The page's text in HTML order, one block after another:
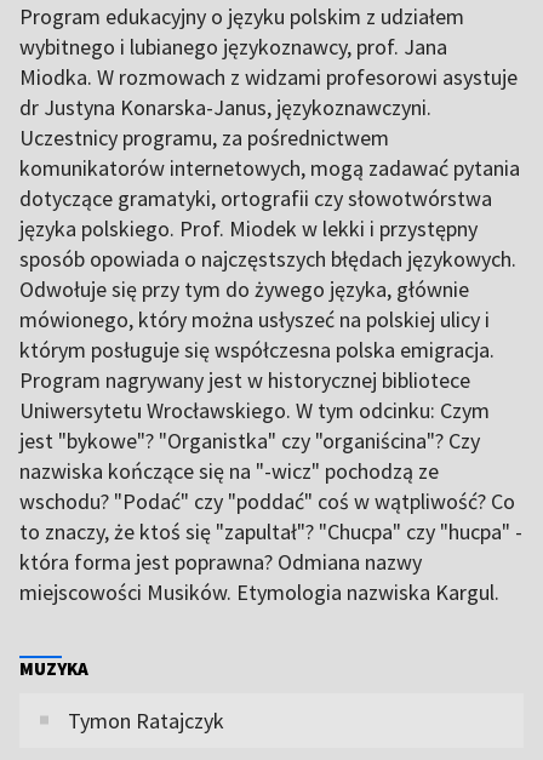
Program edukacyjny o języku polskim z udziałem
wybitnego i lubianego językoznawcy, prof. Jana
Miodka. W rozmowach z widzami profesorowi asystuje
dr Justyna Konarska-Janus, językoznawczyni.
Uczestnicy programu, za pośrednictwem
komunikatorów internetowych, mogą zadawać pytania
dotyczące gramatyki, ortografii czy słowotwórstwa
języka polskiego. Prof. Miodek w lekki i przystępny
sposób opowiada o najczęstszych błędach językowych.
Odwołuje się przy tym do żywego języka, głównie
mówionego, który można usłyszeć na polskiej ulicy i
którym posługuje się współczesna polska emigracja.
Program nagrywany jest w historycznej bibliotece
Uniwersytetu Wrocławskiego. W tym odcinku: Czym
jest "bykowe"? "Organistka" czy "organiścina"? Czy
nazwiska kończące się na "-wicz" pochodzą ze
wschodu? "Podać" czy "poddać" coś w wątpliwość? Co
to znaczy, że ktoś się "zapultał"? "Chucpa" czy "hucpa" -
która forma jest poprawna? Odmiana nazwy
miejscowości Musików. Etymologia nazwiska Kargul.
MUZYKA
Tymon Ratajczyk